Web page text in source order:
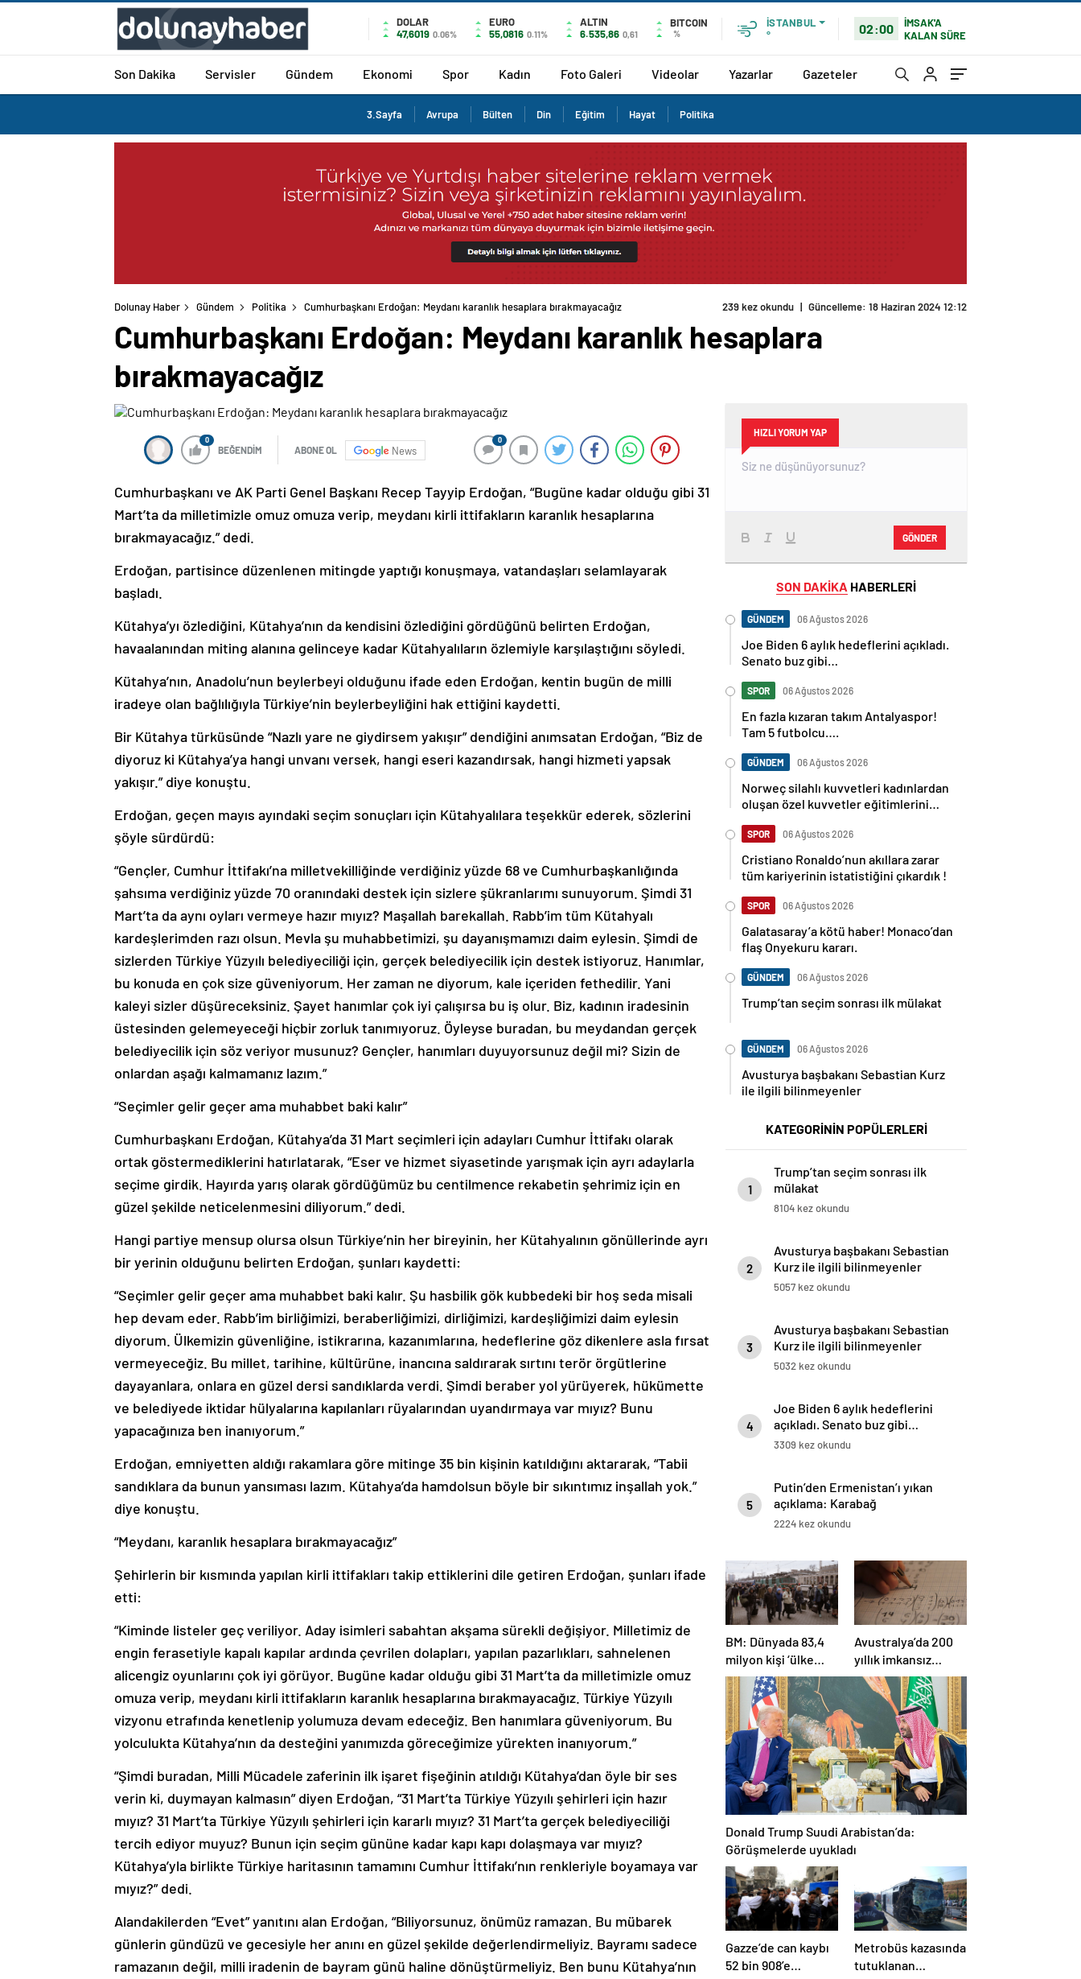
DOLAR
47,6019 0.06%
EURO
55,0816 0.11%
ALTIN
6.535,86 0,61
BITCOIN
%
İSTANBUL
°
02:00
İMSAK'A
KALAN SÜRE
Son Dakika Servisler Gündem Ekonomi Spor Kadın Foto Galeri Videolar Yazarlar Gazeteler
3.Sayfa Avrupa Bülten Din Eğitim Hayat Politika
Dolunay Haber Gündem Politika Cumhurbaşkanı Erdoğan: Meydanı karanlık hesaplara bırakmayacağız 239 kez okundu | Güncelleme: 18 Haziran 2024 12:12
Cumhurbaşkanı Erdoğan: Meydanı karanlık hesaplara
bırakmayacağız
0
BEĞENDİM ABONE OL News
0
Cumhurbaşkanı ve AK Parti Genel Başkanı Recep Tayyip Erdoğan, “Bugüne kadar olduğu gibi 31
Mart’ta da milletimizle omuz omuza verip, meydanı kirli ittifakların karanlık hesaplarına
bırakmayacağız.” dedi.
Erdoğan, partisince düzenlenen mitingde yaptığı konuşmaya, vatandaşları selamlayarak
başladı.
Kütahya’yı özlediğini, Kütahya’nın da kendisini özlediğini gördüğünü belirten Erdoğan,
havaalanından miting alanına gelinceye kadar Kütahyalıların özlemiyle karşılaştığını söyledi.
Kütahya’nın, Anadolu’nun beylerbeyi olduğunu ifade eden Erdoğan, kentin bugün de milli
iradeye olan bağlılığıyla Türkiye’nin beylerbeyliğini hak ettiğini kaydetti.
Bir Kütahya türküsünde “Nazlı yare ne giydirsem yakışır” dendiğini anımsatan Erdoğan, “Biz de
diyoruz ki Kütahya’ya hangi unvanı versek, hangi eseri kazandırsak, hangi hizmeti yapsak
yakışır.” diye konuştu.
Erdoğan, geçen mayıs ayındaki seçim sonuçları için Kütahyalılara teşekkür ederek, sözlerini
şöyle sürdürdü:
“Gençler, Cumhur İttifakı’na milletvekilliğinde verdiğiniz yüzde 68 ve Cumhurbaşkanlığında
şahsıma verdiğiniz yüzde 70 oranındaki destek için sizlere şükranlarımı sunuyorum. Şimdi 31
Mart’ta da aynı oyları vermeye hazır mıyız? Maşallah barekallah. Rabb’im tüm Kütahyalı
kardeşlerimden razı olsun. Mevla şu muhabbetimizi, şu dayanışmamızı daim eylesin. Şimdi de
sizlerden Türkiye Yüzyılı belediyeciliği için, gerçek belediyecilik için destek istiyoruz. Hanımlar,
bu konuda en çok size güveniyorum. Her zaman ne diyorum, kale içeriden fethedilir. Yani
kaleyi sizler düşüreceksiniz. Şayet hanımlar çok iyi çalışırsa bu iş olur. Biz, kadının iradesinin
üstesinden gelemeyeceği hiçbir zorluk tanımıyoruz. Öyleyse buradan, bu meydandan gerçek
belediyecilik için söz veriyor musunuz? Gençler, hanımları duyuyorsunuz değil mi? Sizin de
onlardan aşağı kalmamanız lazım.”
“Seçimler gelir geçer ama muhabbet baki kalır”
Cumhurbaşkanı Erdoğan, Kütahya’da 31 Mart seçimleri için adayları Cumhur İttifakı olarak
ortak göstermediklerini hatırlatarak, “Eser ve hizmet siyasetinde yarışmak için ayrı adaylarla
seçime girdik. Hayırda yarış olarak gördüğümüz bu centilmence rekabetin şehrimiz için en
güzel şekilde neticelenmesini diliyorum.” dedi.
Hangi partiye mensup olursa olsun Türkiye’nin her bireyinin, her Kütahyalının gönüllerinde ayrı
bir yerinin olduğunu belirten Erdoğan, şunları kaydetti:
“Seçimler gelir geçer ama muhabbet baki kalır. Şu hasbilik gök kubbedeki bir hoş seda misali
hep devam eder. Rabb’im birliğimizi, beraberliğimizi, dirliğimizi, kardeşliğimizi daim eylesin
diyorum. Ülkemizin güvenliğine, istikrarına, kazanımlarına, hedeflerine göz dikenlere asla fırsat
vermeyeceğiz. Bu millet, tarihine, kültürüne, inancına saldırarak sırtını terör örgütlerine
dayayanlara, onlara en güzel dersi sandıklarda verdi. Şimdi beraber yol yürüyerek, hükümette
ve belediyede iktidar hülyalarına kapılanları rüyalarından uyandırmaya var mıyız? Bunu
yapacağınıza ben inanıyorum.”
Erdoğan, emniyetten aldığı rakamlara göre mitinge 35 bin kişinin katıldığını aktararak, “Tabii
sandıklara da bunun yansıması lazım. Kütahya’da hamdolsun böyle bir sıkıntımız inşallah yok.”
diye konuştu.
“Meydanı, karanlık hesaplara bırakmayacağız”
Şehirlerin bir kısmında yapılan kirli ittifakları takip ettiklerini dile getiren Erdoğan, şunları ifade
etti:
“Kiminde listeler geç veriliyor. Aday isimleri sabahtan akşama sürekli değişiyor. Milletimiz de
engin ferasetiyle kapalı kapılar ardında çevrilen dolapları, yapılan pazarlıkları, sahnelenen
alicengiz oyunlarını çok iyi görüyor. Bugüne kadar olduğu gibi 31 Mart’ta da milletimizle omuz
omuza verip, meydanı kirli ittifakların karanlık hesaplarına bırakmayacağız. Türkiye Yüzyılı
vizyonu etrafında kenetlenip yolumuza devam edeceğiz. Ben hanımlara güveniyorum. Bu
yolculukta Kütahya’nın da desteğini yanımızda göreceğimize yürekten inanıyorum.”
“Şimdi buradan, Milli Mücadele zaferinin ilk işaret fişeğinin atıldığı Kütahya’dan öyle bir ses
verin ki, duymayan kalmasın” diyen Erdoğan, “31 Mart’ta Türkiye Yüzyılı şehirleri için hazır
mıyız? 31 Mart’ta Türkiye Yüzyılı şehirleri için kararlı mıyız? 31 Mart’ta gerçek belediyeciliği
tercih ediyor muyuz? Bunun için seçim gününe kadar kapı kapı dolaşmaya var mıyız?
Kütahya’yla birlikte Türkiye haritasının tamamını Cumhur İttifakı’nın renkleriyle boyamaya var
mıyız?” dedi.
Alandakilerden “Evet” yanıtını alan Erdoğan, “Biliyorsunuz, önümüz ramazan. Bu mübarek
günlerin gündüzü ve gecesiyle her anını en güzel şekilde değerlendirmeliyiz. Bayramı sadece
ramazanın değil, milli iradenin de bayram günü haline dönüştürmeliyiz. Ben bunu Kütahya’nın
HIZLI YORUM YAP
GÖNDER
SON DAKİKA HABERLERİ
GÜNDEM 06 Ağustos 2026
Joe Biden 6 aylık hedeflerini açıkladı.
Senato buz gibi…
SPOR 06 Ağustos 2026
En fazla kızaran takım Antalyaspor!
Tam 5 futbolcu….
GÜNDEM 06 Ağustos 2026
Norweç silahlı kuvvetleri kadınlardan
oluşan özel kuvvetler eğitimlerini
SPOR 06 Ağustos 2026
Cristiano Ronaldo’nun akıllara zarar
tüm kariyerinin istatistiğini çıkardık !
SPOR 06 Ağustos 2026
Galatasaray’a kötü haber! Monaco’dan
flaş Onyekuru kararı.
GÜNDEM 06 Ağustos 2026
Trump’tan seçim sonrası ilk mülakat
GÜNDEM 06 Ağustos 2026
Avusturya başbakanı Sebastian Kurz
ile ilgili bilinmeyenler
KATEGORİNİN POPÜLERLERİ
1
Trump’tan seçim sonrası ilk
mülakat
8104 kez okundu
2
Avusturya başbakanı Sebastian
Kurz ile ilgili bilinmeyenler
5057 kez okundu
3
Avusturya başbakanı Sebastian
Kurz ile ilgili bilinmeyenler
5032 kez okundu
4
Joe Biden 6 aylık hedeflerini
açıkladı. Senato buz gibi…
3309 kez okundu
5
Putin’den Ermenistan’ı yıkan
açıklama: Karabağ
Azerbaycan’ın ayrılmaz bir
2224 kez okundu
BM: Dünyada 83,4
milyon kişi ‘ülke
içinde yerinden
edilmiş’ olarak
yaşıyor
Avustralya’da 200
yıllık imkansız
matematik
problemi çözüldü
Donald Trump Suudi Arabistan’da:
Görüşmelerde uyukladı
Gazze’de can kaybı
52 bin 908’e
Metrobüs kazasında
tutuklanan